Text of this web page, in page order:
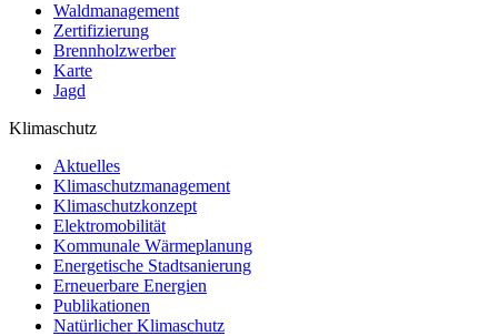
Waldmanagement
Zertifizierung
Brennholzwerber
Karte
Jagd
Klimaschutz
Aktuelles
Klimaschutzmanagement
Klimaschutzkonzept
Elektromobilität
Kommunale Wärmeplanung
Energetische Stadtsanierung
Erneuerbare Energien
Publikationen
Natürlicher Klimaschutz